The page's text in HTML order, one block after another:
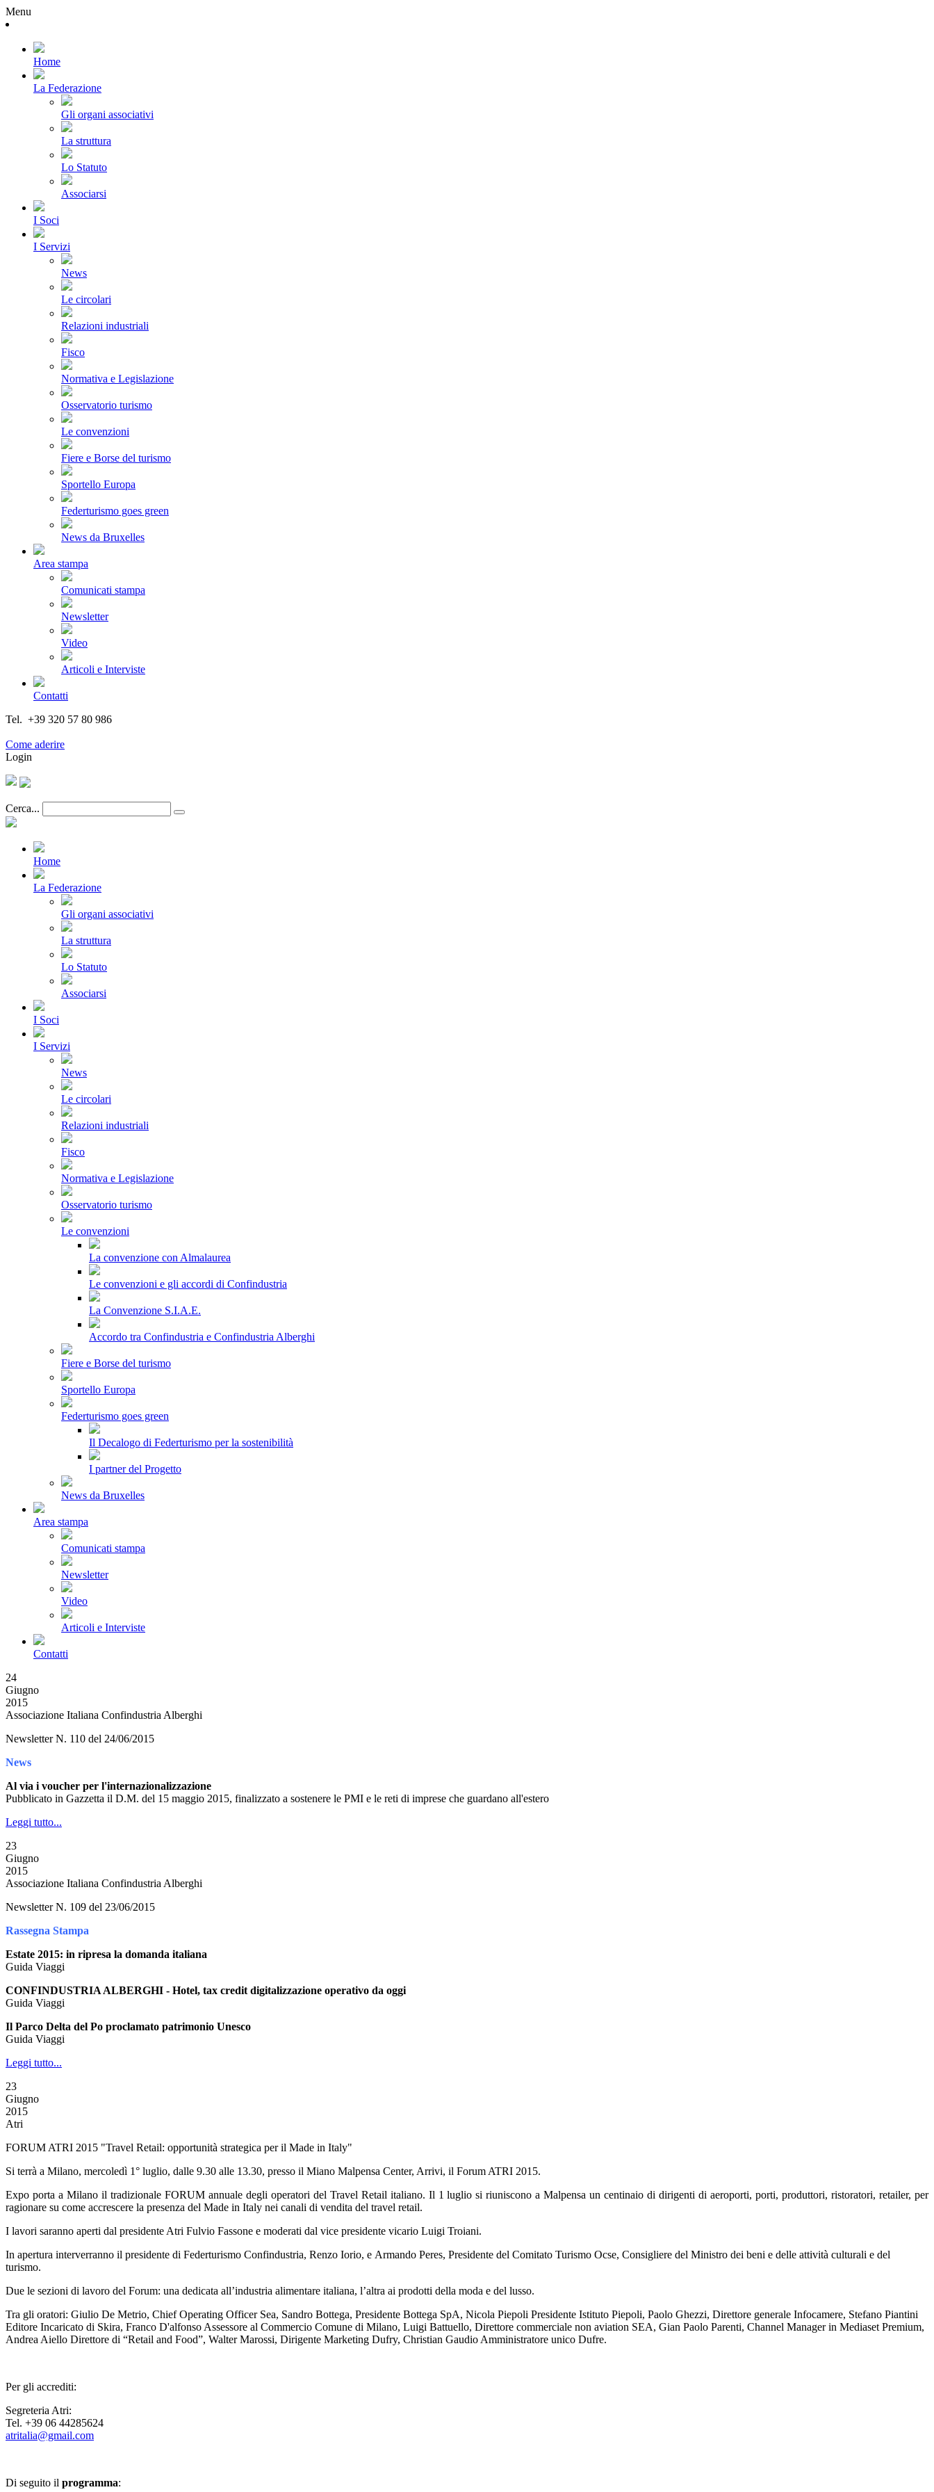
Menu
Home
La Federazione
Gli organi associativi
La struttura
Lo Statuto
Associarsi
I Soci
I Servizi
News
Le circolari
Relazioni industriali
Fisco
Normativa e Legislazione
Osservatorio turismo
Le convenzioni
Fiere e Borse del turismo
Sportello Europa
Federturismo goes green
News da Bruxelles
Area stampa
Comunicati stampa
Newsletter
Video
Articoli e Interviste
Contatti
Tel. +39 320 57 80 986
Come aderire
Login
Cerca...
Home
La Federazione
Gli organi associativi
La struttura
Lo Statuto
Associarsi
I Soci
I Servizi
News
Le circolari
Relazioni industriali
Fisco
Normativa e Legislazione
Osservatorio turismo
Le convenzioni
La convenzione con Almalaurea
Le convenzioni e gli accordi di Confindustria
La Convenzione S.I.A.E.
Accordo tra Confindustria e Confindustria Alberghi
Fiere e Borse del turismo
Sportello Europa
Federturismo goes green
Il Decalogo di Federturismo per la sostenibilità
I partner del Progetto
News da Bruxelles
Area stampa
Comunicati stampa
Newsletter
Video
Articoli e Interviste
Contatti
24
Giugno
2015
Associazione Italiana Confindustria Alberghi
Newsletter N. 110 del 24/06/2015
News
Al via i voucher per l'internazionalizzazione
Pubblicato in Gazzetta il D.M. del 15 maggio 2015, finalizzato a sostenere le PMI e le reti di imprese che guardano all'estero
Leggi tutto...
23
Giugno
2015
Associazione Italiana Confindustria Alberghi
Newsletter N. 109 del 23/06/2015
Rassegna Stampa
Estate 2015: in ripresa la domanda italiana
Guida Viaggi
CONFINDUSTRIA ALBERGHI - Hotel, tax credit digitalizzazione operativo da oggi
Guida Viaggi
Il Parco Delta del Po proclamato patrimonio Unesco
Guida Viaggi
Leggi tutto...
23
Giugno
2015
Atri
FORUM ATRI 2015 "Travel Retail: opportunità strategica per il Made in Italy"
Si terrà a Milano, mercoledì 1° luglio, dalle 9.30 alle 13.30, presso il Miano Malpensa Center, Arrivi, il Forum ATRI 2015.
Expo porta a Milano il tradizionale FORUM annuale degli operatori del Travel Retail italiano. Il 1 luglio si riuniscono a Malpensa un centinaio di dirigenti di aeroporti, porti, produttori, ristoratori, retailer, per
ragionare su come accrescere la presenza del Made in Italy nei canali di vendita del travel retail.
I lavori saranno aperti dal presidente Atri Fulvio Fassone e moderati dal vice presidente vicario Luigi Troiani.
In apertura interverranno il presidente di Federturismo Confindustria, Renzo Iorio, e Armando Peres, Presidente del Comitato Turismo Ocse, Consigliere del Ministro dei beni e delle attività culturali e del
turismo.
Due le sezioni di lavoro del Forum: una dedicata all’industria alimentare italiana, l’altra ai prodotti della moda e del lusso.
Tra gli oratori: Giulio De Metrio, Chief Operating Officer Sea, Sandro Bottega, Presidente Bottega SpA, Nicola Piepoli Presidente Istituto Piepoli, Paolo Ghezzi, Direttore generale Infocamere, Stefano Piantini
Editore Incaricato di Skira, Franco D'alfonso Assessore al Commercio Comune di Milano, Luigi Battuello, Direttore commerciale non aviation SEA, Gian Paolo Parenti, Channel Manager in Mediaset Premium,
Andrea Aiello Direttore di “Retail and Food”, Walter Marossi, Dirigente Marketing Dufry, Christian Gaudio Amministratore unico Dufre.
Per gli accrediti:
Segreteria Atri:
Tel. +39 06 44285624
atritalia@gmail.com
Di seguito il programma: